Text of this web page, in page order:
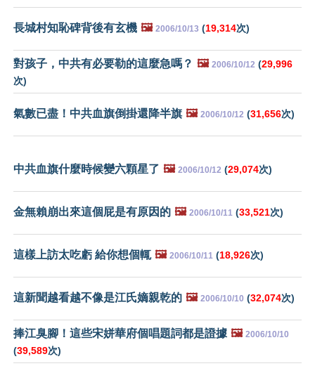
長城村知恥碑背後有玄機 🖼️ 2006/10/13 (19,314次)
對孩子，中共有必要勒的這麼急嗎？ 🖼️ 2006/10/12 (29,996
次)
氣數已盡！中共血旗倒掛還降半旗 🖼️ 2006/10/12 (31,656次)
中共血旗什麼時候變六顆星了 🖼️ 2006/10/12 (29,074次)
金無賴崩出來這個屁是有原因的 🖼️ 2006/10/11 (33,521次)
這樣上訪太吃虧 給你想個輒 🖼️ 2006/10/11 (18,926次)
這新聞越看越不像是江氏嫡親乾的 🖼️ 2006/10/10 (32,074次)
捧江臭腳！這些宋姘華府個唱題詞都是證據 🖼️ 2006/10/10
(39,589次)